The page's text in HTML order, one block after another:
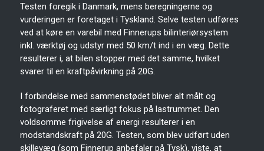
Testen foregik i Danmark, mens beregningerne og
vurderingen er foretaget i Tyskland. Selve testen udføres
ved at køre en varebil med Finnerups bilinteriørsystem
inkl. værktøj og udstyr med 50 km/t ind i en væg. Dette
resulterer i, at bilen stopper med det samme, hvilket
svarer til en kraftpåvirkning på 20G.
I forbindelse med sammenstødet bliver alt målt og
fotograferet med særligt fokus på lastrummet. Den
voldsomme frigivelse af energi resulterer i en
modstandskraft på 20G. Testen, som blev udført uden
skillevæg (som Finnerup anbefaler på Tysk), viste, at